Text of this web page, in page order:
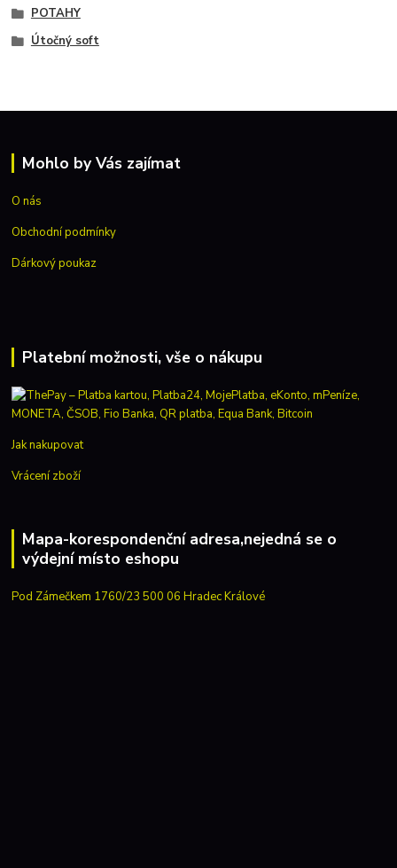
POTAHY
Útočný soft
Mohlo by Vás zajímat
O nás
Obchodní podmínky
Dárkový poukaz
Platební možnosti, vše o nákupu
Jak nakupovat
Vrácení zboží
Mapa-korespondenční adresa,nejedná se o
výdejní místo eshopu
Pod Zámečkem 1760/23 500 06 Hradec Králové